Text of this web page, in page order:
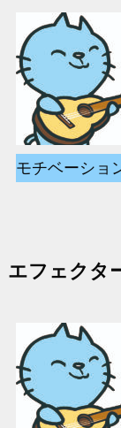
モチベーショ
エフェクタ